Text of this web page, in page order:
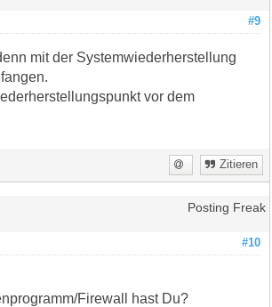
#9
mit der Systemwiederherstellung
vor dem
Zitieren
Posting Freak
#10
Firewall hast Du?